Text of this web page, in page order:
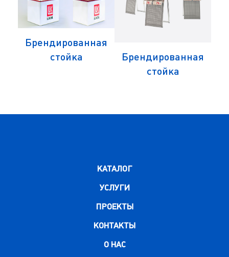
Брендированная
стойка
Брендированная
стойка
КАТАЛОГ
УСЛУГИ
ПРОЕКТЫ
КОНТАКТЫ
О НАС